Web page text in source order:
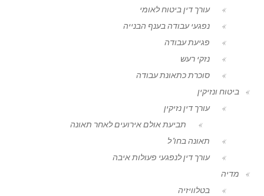
עורך דין ביטוח לאומי
נפגעי עבודה בענף הבנייה
פגיעת עבודה
נזקי רעש
סוכרת כתאונת עבודה
ביטוח ונזיקין
עורך דין נזיקין
תביעת אולם אירועים לאחר תאונה
תאונה בחו"ל
עורך דין לנפגעי פעולות איבה
מדיה
בטלוויזיה